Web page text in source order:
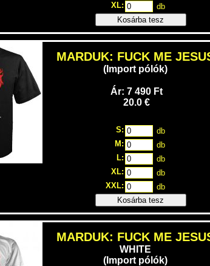
XL:
db
Kosárba tesz
MARDUK: FUCK ME
(Import pólók)
Ár: 7 490 Ft
20.0 €
S:
db
M:
db
L:
db
XL:
db
XXL:
db
Kosárba tesz
MARDUK: FUCK ME
WHITE
(Import pólók)